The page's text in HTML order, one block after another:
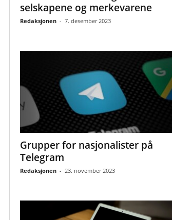
selskapene og merkevarene
Redaksjonen - 7. desember 2023
Grupper for nasjonalister på
Telegram
Redaksjonen - 23. november 2023